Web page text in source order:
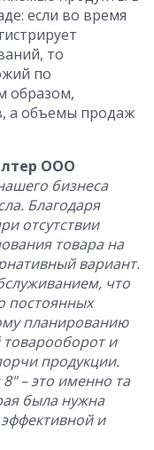
если во время
то
по
образом,
а объемы продаж
ООО
бизнеса
Благодаря
отсутствии
товара на
вариант.
что
постоянных
планированию
и
продукции.
– это именно та
была нужна
и